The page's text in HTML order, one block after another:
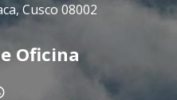
Cusco 08002
Oficina